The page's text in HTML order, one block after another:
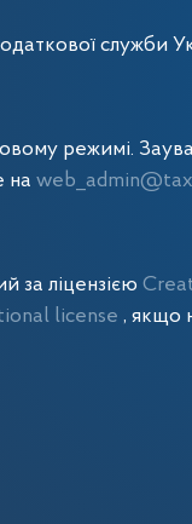
служби
режимі.
на
за ліцензією
license , якщо